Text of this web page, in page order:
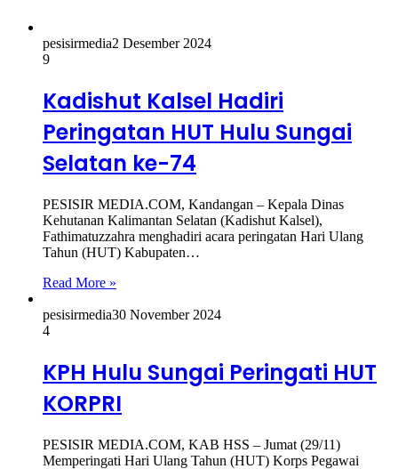
pesisirmedia2 Desember 2024
9
Kadishut Kalsel Hadiri
Peringatan HUT Hulu Sungai
Selatan ke-74
PESISIR MEDIA.COM, Kandangan – Kepala Dinas
Kehutanan Kalimantan Selatan (Kadishut Kalsel),
Fathimatuzzahra menghadiri acara peringatan Hari Ulang
Tahun (HUT) Kabupaten…
Read More »
pesisirmedia30 November 2024
4
KPH Hulu Sungai Peringati HUT
KORPRI
PESISIR MEDIA.COM, KAB HSS – Jumat (29/11)
Memperingati Hari Ulang Tahun (HUT) Korps Pegawai